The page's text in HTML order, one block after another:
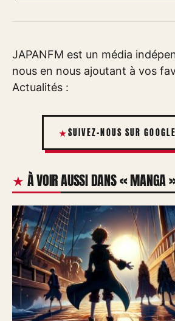
JAPANFM est un média
nous en nous ajoutant à vos
Actualités :
SUIVEZ-NOUS SUR
À VOIR AUSSI DANS « MANGA